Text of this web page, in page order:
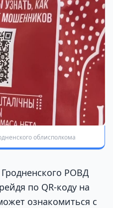
облисполкома
РОВД
по QR-коду на
ознакомиться с